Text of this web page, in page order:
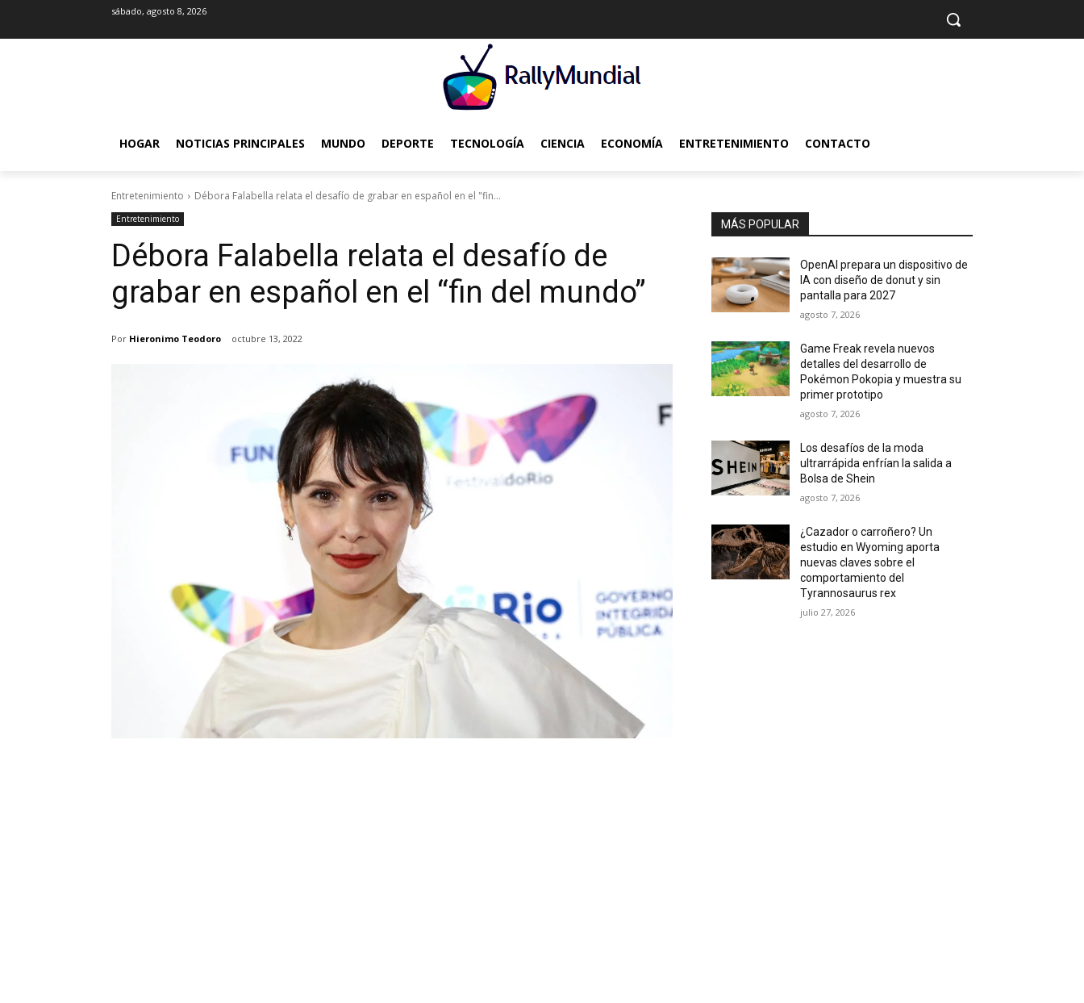
sábado, agosto 8, 2026
HOGAR NOTICIAS PRINCIPALES MUNDO DEPORTE TECNOLOGÍA CIENCIA ECONOMÍA ENTRETENIMIENTO CONTACTO
Entretenimiento Débora Falabella relata el desafío de grabar en español en el "fin...
Entretenimiento
Débora Falabella relata el desafío de
grabar en español en el “fin del mundo”
Por Hieronimo Teodoro octubre 13, 2022
MÁS POPULAR
OpenAI prepara un dispositivo de
IA con diseño de donut y sin
pantalla para 2027
agosto 7, 2026
Game Freak revela nuevos
detalles del desarrollo de
Pokémon Pokopia y muestra su
primer prototipo
agosto 7, 2026
Los desafíos de la moda
ultrarrápida enfrían la salida a
Bolsa de Shein
agosto 7, 2026
¿Cazador o carroñero? Un
estudio en Wyoming aporta
nuevas claves sobre el
comportamiento del
Tyrannosaurus rex
julio 27, 2026